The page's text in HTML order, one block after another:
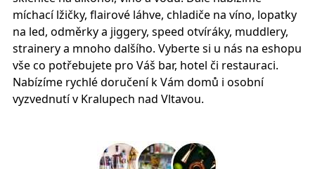
míchací lžičky, flairové láhve, chladiče na víno, lopatky
na led, odměrky a jiggery, speed otvíráky, muddlery,
strainery a mnoho dalšího. Vyberte si u nás na eshopu
vše co potřebujete pro Váš bar, hotel či restauraci.
Nabízíme rychlé doručení k Vám domů i osobní
vyzvednutí v Kralupech nad Vltavou.